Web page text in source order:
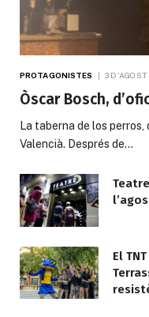
PROTAGONISTES 3
Òscar Bosch,
La taberna de los
Valencià. Després de…
El